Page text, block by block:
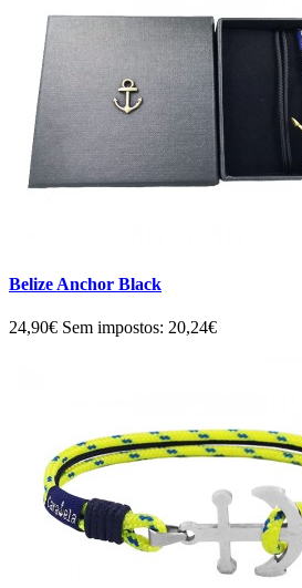
Belize Anchor Black
24,90€ Sem impostos: 20,24€